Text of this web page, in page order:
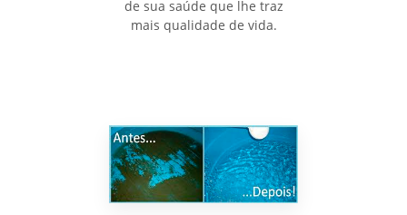
de sua saúde que lhe traz
mais qualidade de vida.